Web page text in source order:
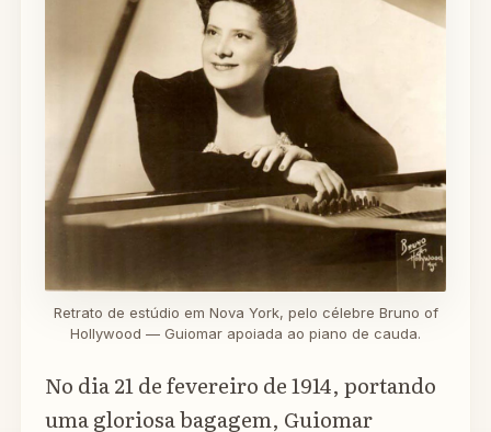
Retrato de estúdio em Nova York, pelo célebre Bruno of
Hollywood — Guiomar apoiada ao piano de cauda.
No dia 21 de fevereiro de 1914, portando
uma gloriosa bagagem, Guiomar